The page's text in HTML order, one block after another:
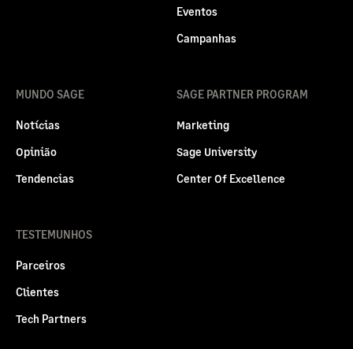
Eventos
Campanhas
MUNDO SAGE
Notícias
Opinião
Tendencias
SAGE PARTNER PROGRAM
Marketing
Sage University
Center Of Excellence
TESTEMUNHOS
Parceiros
Clientes
Tech Partners